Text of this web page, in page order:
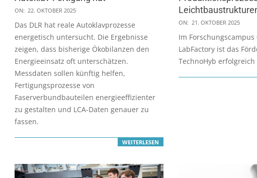
2025-
10-
ON: 22. OKTOBER 2025
Das DLR hat reale Autoklavprozesse
energetisch untersucht. Die Ergebnisse
zeigen, dass bisherige Ökobilanzen den
Energieeinsatz oft unterschätzen.
Messdaten sollen künftig helfen,
Fertigungsprozesse von
Faserverbundbauteilen energieeffizienter
zu gestalten und LCA-Daten genauer zu
fassen.
WEITERLESEN
2025-
10-
21
ON: 21. OKTOBER 2025
Im
LabFactory ist das
TechnoHyb erfolgreich